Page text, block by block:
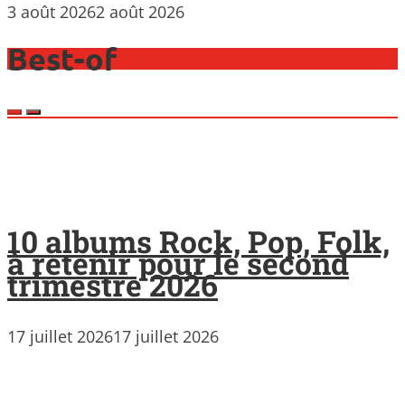
3 août 20262 août 2026
Best-of
10 albums Rock, Pop, Folk,
à retenir pour le second
trimestre 2026
17 juillet 202617 juillet 2026